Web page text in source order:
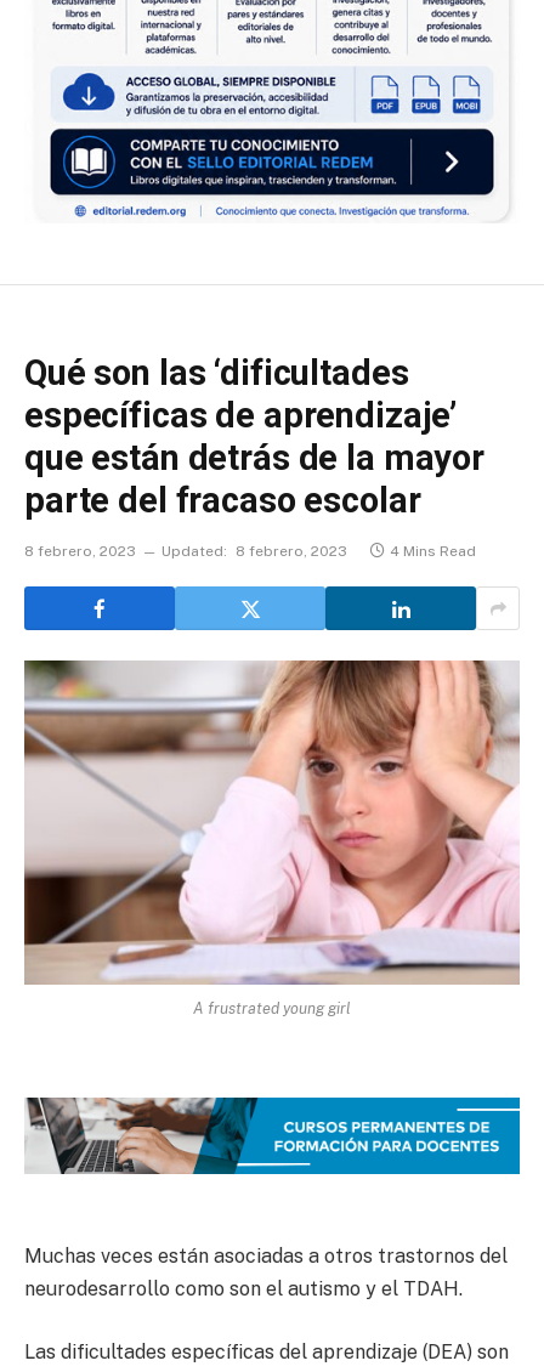
Qué son las ‘dificultades
específicas de aprendizaje’
que están detrás de la mayor
parte del fracaso escolar
8 febrero, 2023 Updated: 8 febrero, 2023 4 Mins Read
A frustrated young girl
Muchas veces están asociadas a otros trastornos del
neurodesarrollo como son el autismo y el TDAH.
Las dificultades específicas del aprendizaje (DEA) son